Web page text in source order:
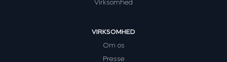
Virksomhed
VIRKSOMHED
Om os
Presse